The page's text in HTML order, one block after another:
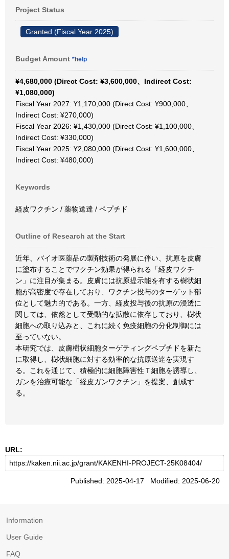
Project Status
Granted (Fiscal Year 2025)
Budget Amount *help
¥4,680,000 (Direct Cost: ¥3,600,000、Indirect Cost:
¥1,080,000)
Fiscal Year 2027: ¥1,170,000 (Direct Cost: ¥900,000、
Indirect Cost: ¥270,000)
Fiscal Year 2026: ¥1,430,000 (Direct Cost: ¥1,100,000、
Indirect Cost: ¥330,000)
Fiscal Year 2025: ¥2,080,000 (Direct Cost: ¥1,600,000、
Indirect Cost: ¥480,000)
Keywords
経皮ワクチン / 薬物送達 / ペプチド
Outline of Research at the Start
近年、バイオ医薬品の製剤技術の発展に伴い、抗原を皮膚
に塗布することでワクチン効果が得られる「経皮ワクチ
ン」に注目が集まる。皮膚には抗原提示能を有する樹状細
胞が高密度で存在しており、ワクチン投与のターゲット部
位として魅力的である。一方、経皮投与後の抗原の浸透に
関しては、依然として受動的な拡散に依存しており、樹状
細胞への取り込みと、これに続く免疫細胞の分化制御には
至っていない。
本研究では、皮膚樹状細胞ターゲティングペプチドを新た
に取得し、樹状細胞に対する効率的な抗原送達を実現す
る。これを通じて、積極的に細胞障害性Ｔ細胞を誘導し、
ガンを治療可能な「経皮ガンワクチン」を提案、創成す
る。
URL:
Published: 2025-04-17 Modified: 2025-06-20
Information
User Guide
FAQ